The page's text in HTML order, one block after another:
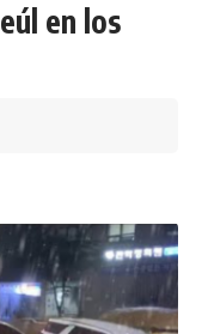
en los